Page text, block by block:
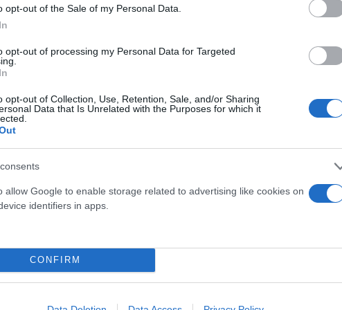
opt-out of the Sale of my Personal Data.
opt-out of processing my Personal Data for Targeted
opt-out of Collection, Use, Retention, Sale, and/or Sharing
Data that Is Unrelated with the Purposes for which it
allow Google to enable storage related to advertising like cookies on
identifiers in apps.
CONFIRM
με χαμόγελα τη σεζόν και πήραν την 5η θέση οι
εκπλήρωσε την επιθυμία της αγαπημένης του
μια ονειρική σεζόν για τους Κρητικούς